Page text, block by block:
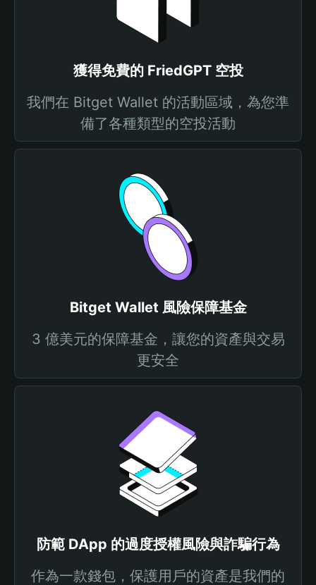
獲得免費的 FriedGPT 空投
我們在 Bitget Wallet 的活動區域，為您準
備了各種類型的空投活動
Bitget Wallet 風險保障基金
3 億美元的保障基金，讓您的資產與交易
更安全
防範 DApp 的過度授權風險與詐騙行為
作為一款錢包，保護用戶的資產是我們的